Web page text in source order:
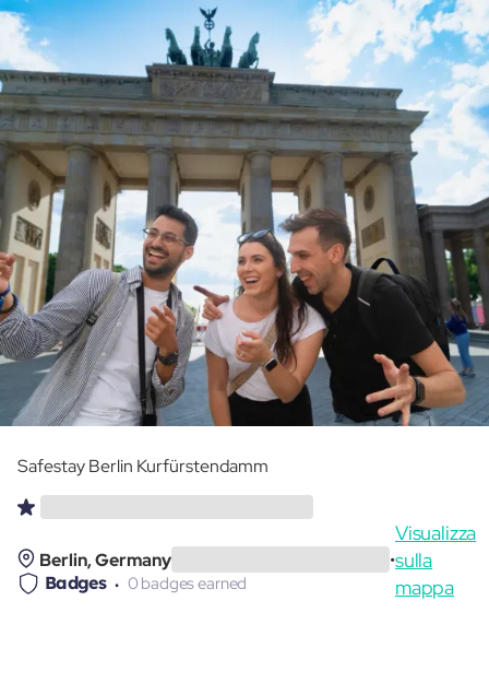
Safestay Berlin Kurfürstendamm
Berlin, Germany •
Visualizza
sulla
mappa
Badges 0 badges earned